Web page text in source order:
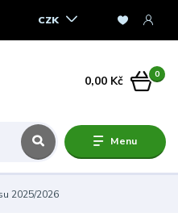
Menu
CZK
0
0,00 Kč
2025/2026